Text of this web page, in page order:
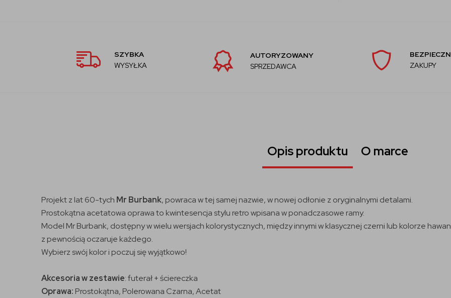
SZYBKA
WYSYŁKA
AUTORYZOWANY
SPRZEDAWCA
ZAKUPY
Opis produktu O marce
Projekt z lat 60-tych Mr Burbank, powraca w tej samej nazwie, w nowej odłonie z oryginalnymi detalami.
Prostokątna acetatowa oprawa to kwintesencja stylu retro wpisana w ponadczasowe ramy.
Model Mr Burbank, dostępny w wielu wersjach kolorystycznych, między innymi w klasycznej czerni lub kolorze
z pewnością oczaruje każdego.
Wybierz swój kolor i poczuj się wyjątkowo!
Akcesoria w zestawie: futerał + ściereczka
Oprawa: Prostokątna, Polerowana Czarna, Acetat